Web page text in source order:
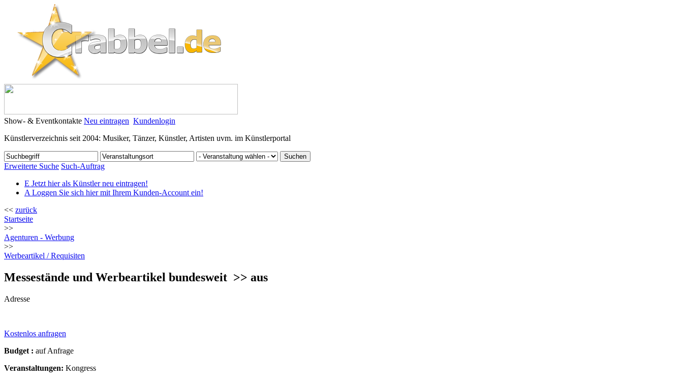
Show- & Eventkontakte Neu eintragen Kundenlogin
Künstlerverzeichnis seit 2004: Musiker, Tänzer, Künstler, Artisten uvm. im Künstlerportal
Erweiterte Suche Such-Auftrag
E Jetzt hier als Künstler neu eintragen!
A Loggen Sie sich hier mit Ihrem Kunden-Account ein!
<< zurück
Startseite
>>
Agenturen - Werbung
>>
Werbeartikel / Requisiten
Messestände und Werbeartikel bundesweit >> aus
Adresse
Kostenlos anfragen
Budget : auf Anfrage
Veranstaltungen: Kongress